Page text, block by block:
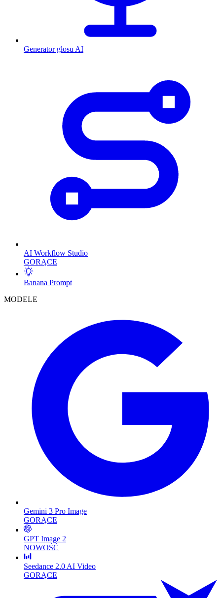
Generator głosu AI
AI Workflow Studio
GORĄCE
Banana Prompt
MODELE
Gemini 3 Pro Image
GORĄCE
GPT Image 2
NOWOŚĆ
Seedance 2.0 AI Video
GORĄCE